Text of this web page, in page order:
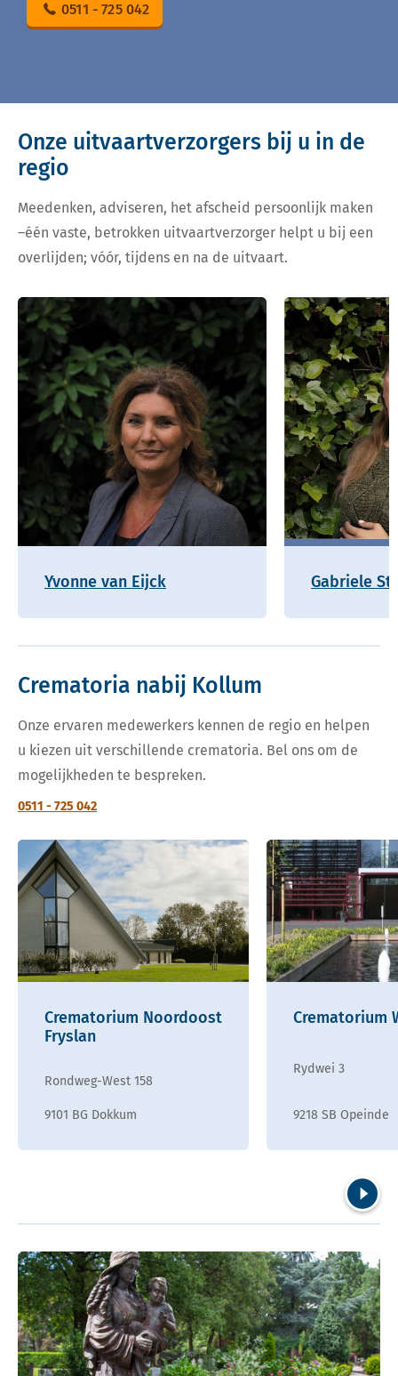
0511 - 725 042
Onze uitvaartverzorgers bij u in de
regio
Meedenken, adviseren, het afscheid persoonlijk maken
–één vaste, betrokken uitvaartverzorger helpt u bij een
overlijden; vóór, tijdens en na de uitvaart.
Yvonne van Eijck Gabriele
Crematoria nabij Kollum
Onze ervaren medewerkers kennen de regio en helpen
u kiezen uit verschillende crematoria. Bel ons om de
mogelijkheden te bespreken.
0511 - 725 042
Crematorium Noordoost
Fryslan
Rondweg-West 158
9101 BG Dokkum
Crematorium
Rydwei 3
9218 SB Opeinde